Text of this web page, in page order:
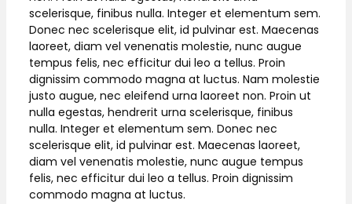
scelerisque, finibus nulla. Integer et elementum sem.
Donec nec scelerisque elit, id pulvinar est. Maecenas
laoreet, diam vel venenatis molestie, nunc augue
tempus felis, nec efficitur dui leo a tellus. Proin
dignissim commodo magna at luctus. Nam molestie
justo augue, nec eleifend urna laoreet non. Proin ut
nulla egestas, hendrerit urna scelerisque, finibus
nulla. Integer et elementum sem. Donec nec
scelerisque elit, id pulvinar est. Maecenas laoreet,
diam vel venenatis molestie, nunc augue tempus
felis, nec efficitur dui leo a tellus. Proin dignissim
commodo magna at luctus.